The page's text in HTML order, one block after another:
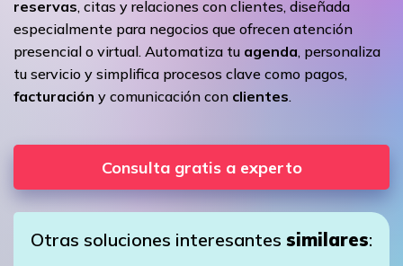
reservas, citas y relaciones con clientes, diseñada
especialmente para negocios que ofrecen atención
presencial o virtual. Automatiza tu agenda, personaliza
tu servicio y simplifica procesos clave como pagos,
facturación y comunicación con clientes.
Consulta gratis a experto
Otras soluciones interesantes similares: